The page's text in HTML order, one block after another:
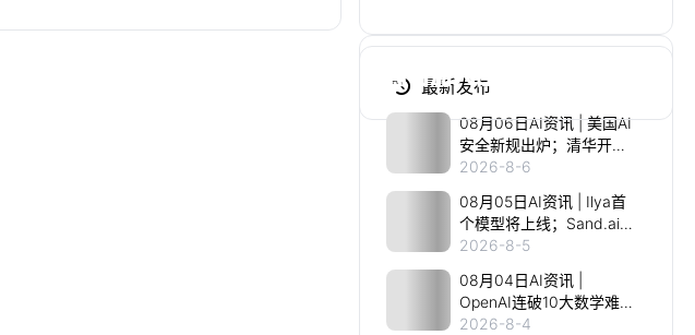
点击加入社群
最新发布
08月06日AI资讯 | 美国AI
安全新规出炉；清华开源
千亿MoE视频模型；谷歌
Jeff Dean离职创业；
Meta发布编程Agent；
MiniMax H3视频模型低价
上线
2026-8-6
08月05日AI资讯 | Ilya首
个模型将上线；Sand.ai开
源千亿MoE视频模型；
SpaceX英伟达AI算力上
天；阿里发布Qwen3.8
2026-8-5
08月04日AI资讯 |
OpenAI连破10大数学难
题；DeepSeek V4 Flash
2026-8-4